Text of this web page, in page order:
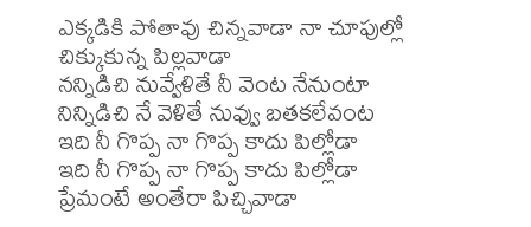
ఎక్కడికి పోతావు చిన్నవాడా నా చూపుల్లో
చిక్కుకున్న పిల్లవాడా
నన్నిడిచి నువ్వేళితే నీ వెంట నేనుంటా
నిన్నిడిచి నే వెళితే నువ్వు బతకలేవంట
ఇది నీ గొప్ప నా గొప్ప కాదు పిల్లోడా
ఇది నీ గొప్ప నా గొప్ప కాదు పిల్లోడా
ప్రేమంటే అంతేరా పిచ్చివాడా